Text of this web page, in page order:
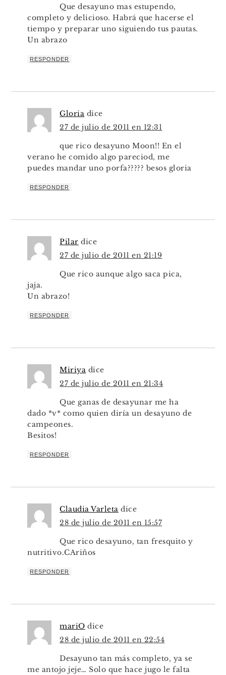
Que desayuno mas estupendo,
completo y delicioso. Habrá que hacerse el
tiempo y preparar uno siguiendo tus pautas.
Un abrazo
RESPONDER
Gloria dice
27 de julio de 2011 en 12:31
que rico desayuno Moon!! En el
verano he comido algo pareciod, me
puedes mandar uno porfa????? besos gloria
RESPONDER
Pilar dice
27 de julio de 2011 en 21:19
Que rico aunque algo saca pica,
jaja.
Un abrazo!
RESPONDER
Miriya dice
27 de julio de 2011 en 21:34
Que ganas de desayunar me ha
dado *v* como quien diría un desayuno de
campeones.
Besitos!
RESPONDER
Claudia Varleta dice
28 de julio de 2011 en 15:57
Que rico desayuno, tan fresquito y
nutritivo.CAriños
RESPONDER
mariO dice
28 de julio de 2011 en 22:54
Desayuno tan más completo, ya se
me antojo jeje… Solo que hace jugo le falta